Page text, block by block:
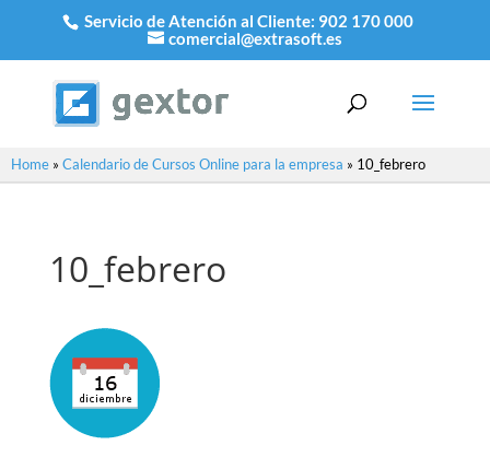
Servicio de Atención al Cliente: 902 170 000
comercial@extrasoft.es
Home » Calendario de Cursos Online para la empresa » 10_febrero
10_febrero